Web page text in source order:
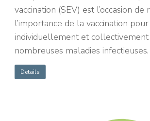
vaccination (SEV) est l’occasion
l’importance de la vaccination
individuellement et
nombreuses maladies infectieuses.
Details